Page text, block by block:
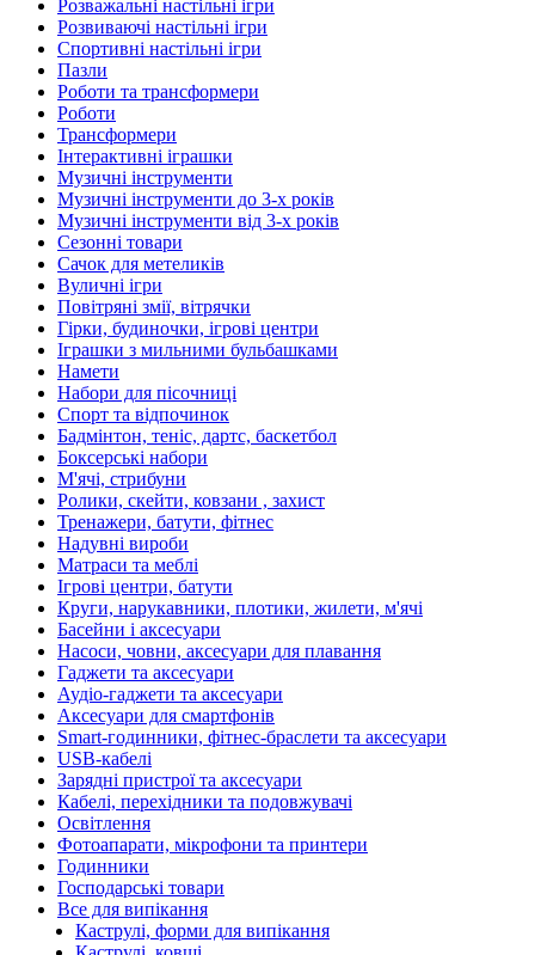
Розважальні настільні ігри
Розвиваючі настільні ігри
Спортивні настільні ігри
Пазли
Роботи та трансформери
Роботи
Трансформери
Інтерактивні іграшки
Музичні інструменти
Музичні інструменти до 3-х років
Музичні інструменти від 3-х років
Сезонні товари
Сачок для метеликів
Вуличні ігри
Повітряні змії, вітрячки
Гірки, будиночки, ігрові центри
Іграшки з мильними бульбашками
Намети
Набори для пісочниці
Спорт та відпочинок
Бадмінтон, теніс, дартс, баскетбол
Боксерські набори
М'ячі, стрибуни
Ролики, скейти, ковзани , захист
Тренажери, батути, фітнес
Надувні вироби
Матраси та меблі
Ігрові центри, батути
Круги, нарукавники, плотики, жилети, м'ячі
Басейни і аксесуари
Насоси, човни, аксесуари для плавання
Гаджети та аксесуари
Аудіо-гаджети та аксесуари
Аксесуари для смартфонів
Smart-годинники, фітнес-браслети та аксесуари
USB-кабелі
Зарядні пристрої та аксесуари
Кабелі, перехідники та подовжувачі
Освітлення
Фотоапарати, мікрофони та принтери
Годинники
Господарські товари
Все для випікання
Каструлі, форми для випікання